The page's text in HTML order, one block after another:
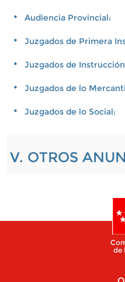
Audiencia Provincial:
Juzgados de Primera
Juzgados de
Juzgados de lo
Juzgados de lo Social:
V. OTROS
de